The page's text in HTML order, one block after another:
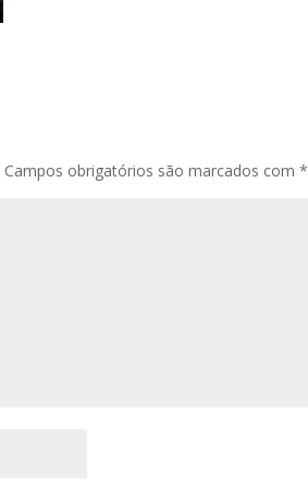
Campos obrigatórios são marcados com*